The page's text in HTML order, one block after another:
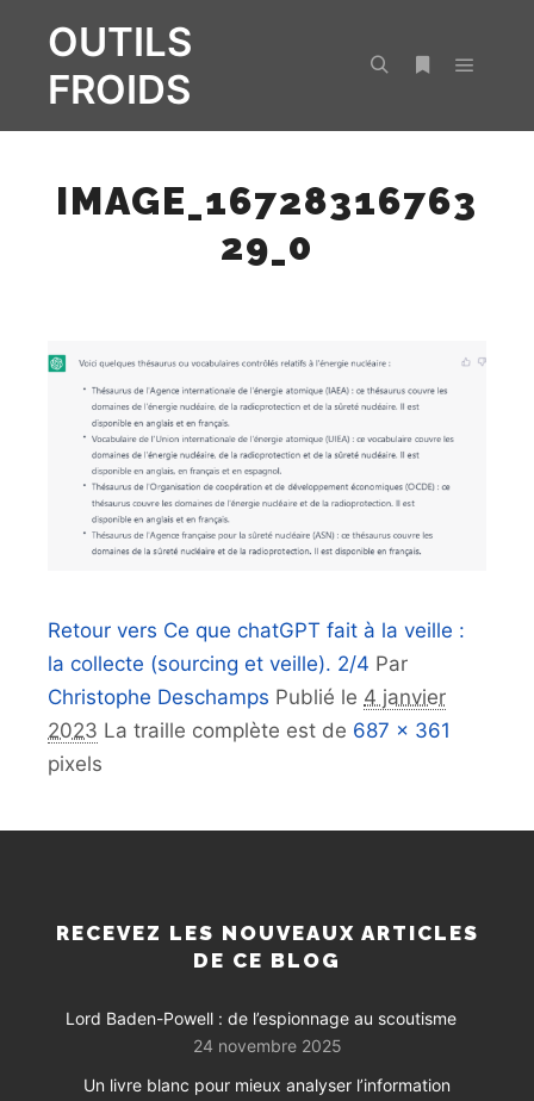
OUTILS
FROIDS
IMAGE_16728316763
29_0
Retour vers Ce que chatGPT fait à la veille :
la collecte (sourcing et veille). 2/4 Par
Christophe Deschamps Publié le 4 janvier
2023 La traille complète est de 687 × 361
pixels
RECEVEZ LES NOUVEAUX ARTICLES
DE CE BLOG
Lord Baden-Powell : de l’espionnage au scoutisme
24 novembre 2025
Un livre blanc pour mieux analyser l’information